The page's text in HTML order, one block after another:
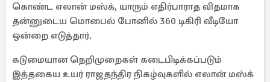
கொண்ட எலான் மஸ்க், யாரும் எதிர்பாராத விதமாக
தன்னுடைய மொபைல் போனில் 360 டிகிரி வீடியோ
ஒன்றை எடுத்தார்.
கடுமையான நெறிமுறைகள் கடைபிடிக்கப்படும்
இத்தகைய உயர் ராஜதந்திர நிகழ்வுகளில் எலான் மஸ்க்